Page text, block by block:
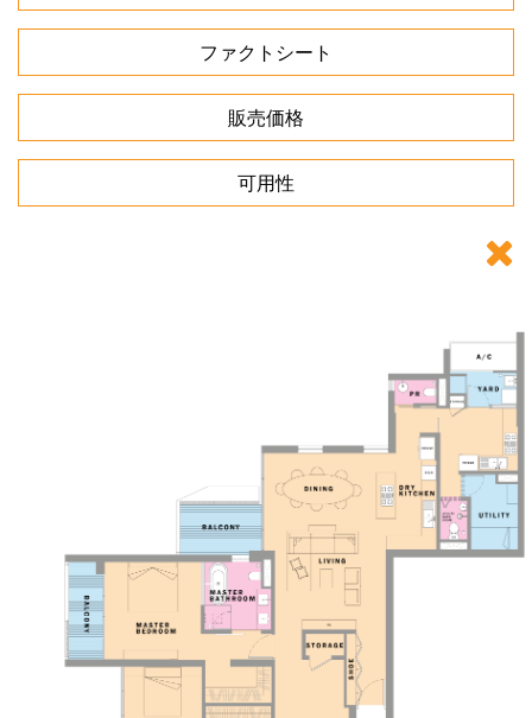
ファクトシート
販売価格
可用性